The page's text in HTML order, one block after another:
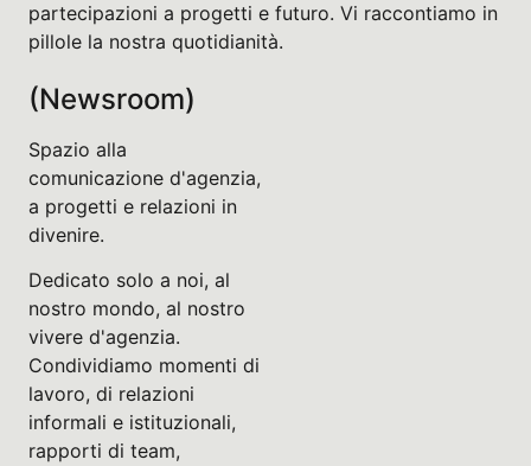
partecipazioni a progetti e futuro. Vi raccontiamo in
pillole la nostra quotidianità.
(Newsroom)
Spazio alla
comunicazione d'agenzia,
a progetti e relazioni in
divenire.
Dedicato solo a noi, al
nostro mondo, al nostro
vivere d'agenzia.
Condividiamo momenti di
lavoro, di relazioni
informali e istituzionali,
rapporti di team,